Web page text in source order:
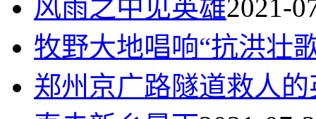
风雨之中见英雄2021-
牧野大地唱响“抗洪壮
郑州京广路隧道救人